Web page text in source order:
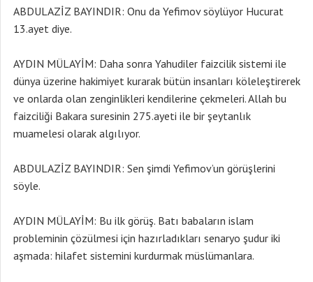
ABDULAZİZ BAYINDIR: Onu da Yefimov söylüyor Hucurat
13.ayet diye.
AYDIN MÜLAYİM: Daha sonra Yahudiler faizcilik sistemi ile
dünya üzerine hakimiyet kurarak bütün insanları köleleştirerek
ve onlarda olan zenginlikleri kendilerine çekmeleri. Allah bu
faizciliği Bakara suresinin 275.ayeti ile bir şeytanlık
muamelesi olarak algılıyor.
ABDULAZİZ BAYINDIR: Sen şimdi Yefimov’un görüşlerini
söyle.
AYDIN MÜLAYİM: Bu ilk görüş. Batı babaların islam
probleminin çözülmesi için hazırladıkları senaryo şudur iki
aşmada: hilafet sistemini kurdurmak müslümanlara.